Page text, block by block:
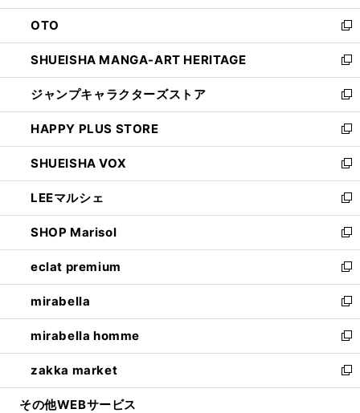
ウ
で
開
く
ン
ド
ウ
で
開
く
OTO
新
し
い
ウ
ィ
ン
ド
ウ
で
開
く
SHUEISHA MANGA-ART HERITAGE
新
し
い
ウ
ィ
ン
ド
ウ
で
開
く
ジャンプキャラクターズストア
新
し
い
ウ
ィ
ン
ド
ウ
で
開
く
HAPPY PLUS STORE
新
し
い
ウ
ィ
ン
ド
ウ
で
開
く
SHUEISHA VOX
新
し
い
ウ
ィ
ン
ド
ウ
で
開
く
LEEマルシェ
新
し
い
ウ
ィ
ン
ド
ウ
で
開
く
SHOP Marisol
新
し
い
ウ
ィ
ン
ド
ウ
で
開
eclat premium
新
し
い
ウ
ィ
ン
ド
ウ
mirabella
新
し
い
ウ
ィ
ン
mirabella homme
新
し
い
ウ
zakka market
新
し
その他WEBサービス